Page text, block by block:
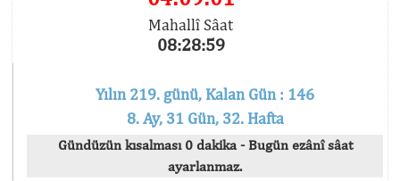
Mahallî Sâat
08:28:59
Yılın 219. günü, Kalan Gün : 146
8. Ay, 31 Gün, 32. Hafta
Gündüzün kısalması 0 dakika - Bugün ezânî sâat
ayarlanmaz.